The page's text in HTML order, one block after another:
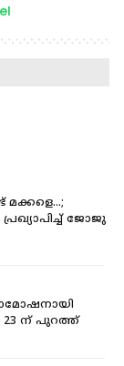
ജോജു
23 ന് പുറത്ത്